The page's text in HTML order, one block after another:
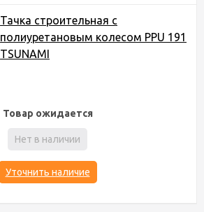
Тачка строительная c
полиуретановым колесом PPU 191
TSUNAMI
Товар ожидается
Нет в наличии
Уточнить наличие